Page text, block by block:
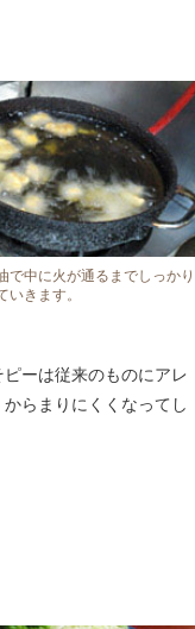
で中に火が通るまでしっかり
いきます。
ーは従来のものにアレ
らまりにくくなってし